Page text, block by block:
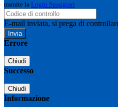
tramite la Login Spaggiari
E-mail inviata, si prega di
Errore
Chiudi
Successo
Chiudi
Informazione